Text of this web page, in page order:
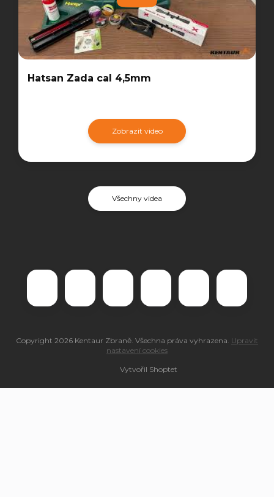
Hatsan Zada cal 4,5mm
Zobrazit video
Všechny videa
Vytvořil Shoptet
Copyright 2026 Kentaur Zbraně . Všechna práva vyhrazena. Upravit
nastavení cookies